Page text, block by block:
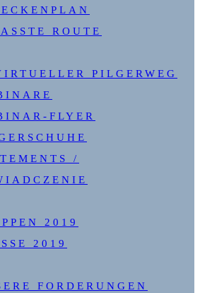
ROUTE
PILGERWEG
FLYER
/
2019
2019
FORDERUNGEN